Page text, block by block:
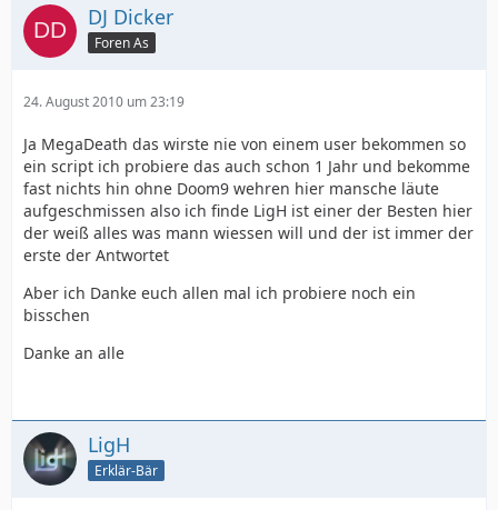
DJ Dicker
Foren As
24. August 2010 um 23:19
Ja MegaDeath das wirste nie von einem user bekommen so
ein script ich probiere das auch schon 1 Jahr und bekomme
fast nichts hin ohne Doom9 wehren hier mansche läute
aufgeschmissen also ich finde LigH ist einer der Besten hier
der weiß alles was mann wiessen will und der ist immer der
erste der Antwortet
Aber ich Danke euch allen mal ich probiere noch ein
bisschen
Danke an alle
LigH
Erklär-Bär